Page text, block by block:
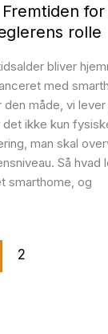
rolle
bliver
med
måde, vi lever
ikke kun
man skal
Så hvad
smarthome, og
2